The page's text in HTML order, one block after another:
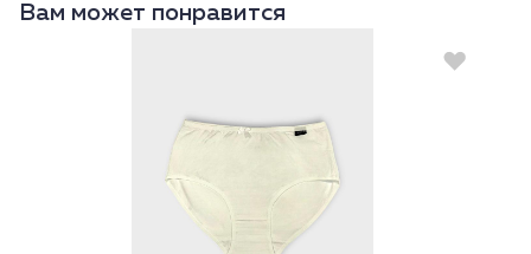
Вам может понравится